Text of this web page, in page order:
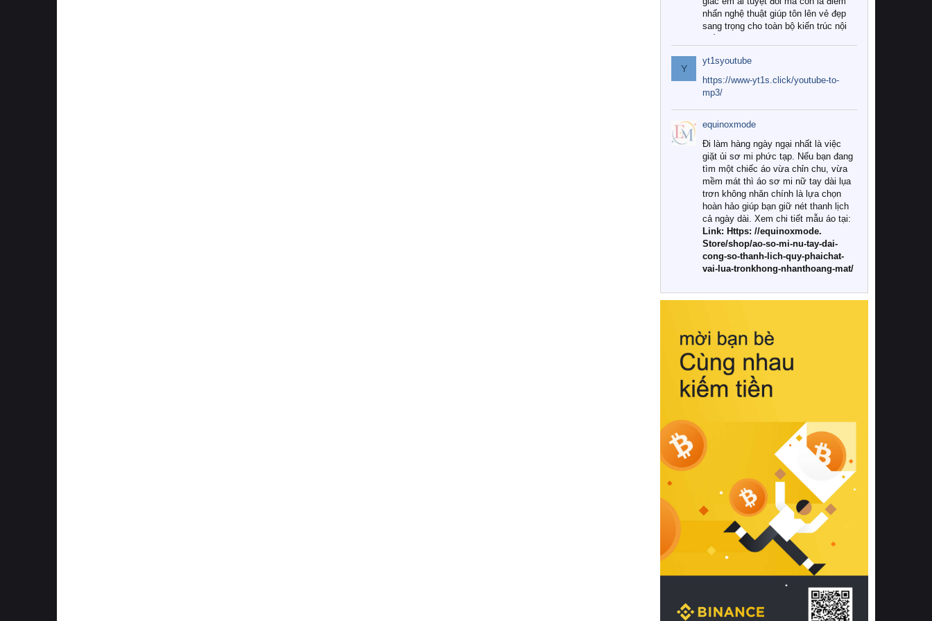
nhấn nghệ thuật giúp tôn lên vẻ đẹp
sang trọng cho toàn bộ kiến trúc nội
Tuy nhiên, giữa thị trường đa dạng
với vô vàn thương hiệu và mẫu mã
như hiện nay, làm thế nào để chọn
được những bộ chăn ga gối đệm cao
cấp thực sự chất lượng, phù hợp với
khí hậu và nhu cầu sử dụng của gia
đình? Hãy cùng chúng tôi đi tìm lời
giải đáp chi tiết qua bài viết dưới đây.
1. Tại sao các gia đình hiện đại lại ưa
chuộng chăn ga gối đệm cao cấp?
Khác với các dòng sản phẩm thông
thường, những bộ chăn ga gối đệm
cao cấp trải qua quy trình sản xuất
nghiêm ngặt từ khâu chọn lọc nguyên
liệu tự nhiên đến công nghệ dệt
nhuộm hiện đại không chứa hóa chất
này, bạn sẽ cảm nhận rõ rệt sự khác
hồi chuẩn xác của phần đệm nâng đỡ
cột sống.
Bên cạnh đó, việc lựa chọn các dòng
sản phẩm đạt chuẩn chất lượng quốc
tế còn giúp ngăn ngừa tình trạng kích
khuẩn và nấm mốc trong điều kiện
thời tiết nóng ẩm. Bạn có thể tìm hiểu
thêm các nghiên cứu khoa học về tác
động của giấc ngủ và môi trường
phòng ngủ đối với sức khỏe con
người tại Sleep Foundation (External
Link) để có cái nhìn toàn diện hơn.
2. Các tiêu chí vàng khi lựa chọn
chăn ga gối đệm cao cấp cho phòng
ngủ
Để sở hữu một bộ chăn ga gối đệm
cao cấp hoàn hảo cả về thẩm mỹ lẫn
công năng, người tiêu dùng cần cân
nhắc kỹ lưỡng các tiêu chí quan trọng
Y
yt1syoutube
https://www-yt1s.click/youtube-to-
mp3/
equinoxmode
Đi làm hàng ngày ngại nhất là việc
giặt ủi sơ mi phức tạp. Nếu bạn đang
tìm một chiếc áo vừa chỉn chu, vừa
mềm mát thì áo sơ mi nữ tay dài lụa
trơn không nhăn chính là lựa chọn
hoàn hảo giúp bạn giữ nét thanh lịch
cả ngày dài. Xem chi tiết mẫu áo tại:
Link: Https: //equinoxmode.
Store/shop/ao-so-mi-nu-tay-dai-
cong-so-thanh-lich-quy-phaichat-
vai-lua-tronkhong-nhanthoang-mat/